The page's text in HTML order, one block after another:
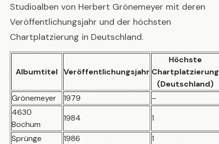
Studioalben von Herbert Grönemeyer mit deren
Veröffentlichungsjahr und der höchsten
Chartplatzierung in Deutschland.
Albumtitel Veröffentlichungsjahr
Höchste
Chartplatzierung
(Deutschland)
Grönemeyer
1979
–
4630
Bochum
1984
1
Sprünge
1986
1